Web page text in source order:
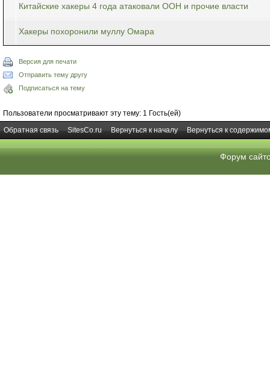
Китайские хакеры 4 года атаковали ООН и прочие власти
Хакеры похоронили муллу Омара
Версия для печати
Отправить тему другу
Подписаться на тему
Пользователи просматривают эту тему: 1 Гость(ей)
Обратная связь
SitesCo.ru Вернуться к началу Вернуться к
Форум